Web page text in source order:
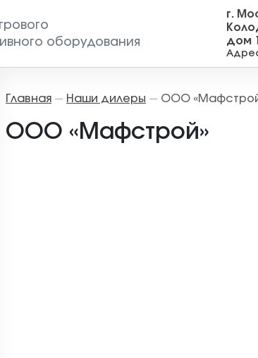
оборудования
г.
дом
Главная — Наши дилеры — ООО
ООО «Мафстрой»